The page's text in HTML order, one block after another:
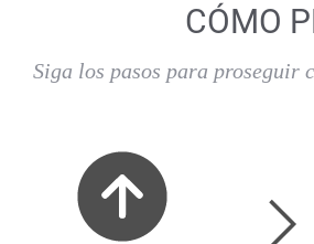
CÓMO
Siga los pasos para proseguir